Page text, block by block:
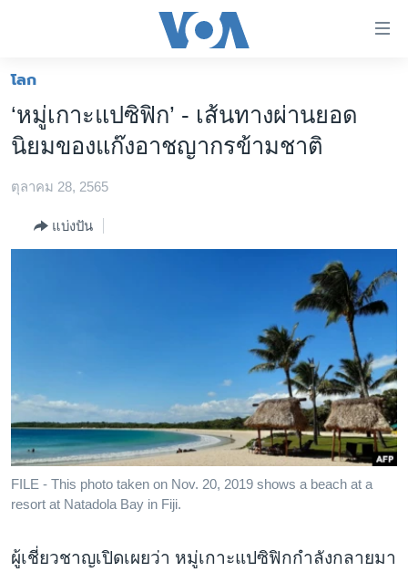
ต่อ
ข้าม
เนื้อหา
ข้าม
โลก
เอเชีย
สหรัฐฯ
ไทย
ตรวจสอบข่าว
เรียนรู้ภาษาอังกฤษ
พอดคาสต์
ติดตามเรา
โลก
‘หมู่เกาะแปซิฟิก’ - เส้นทางผ่านยอด
นิยมของแก๊งอาชญากรข้ามชาติ
ตุลาคม 28, 2565
แบ่งปัน
FILE - This photo taken on Nov. 20, 2019 shows a beach at a
resort at Natadola Bay in Fiji.
ผู้เชี่ยวชาญเปิดเผยว่า หมู่เกาะแปซิฟิกกำลังกลายมา